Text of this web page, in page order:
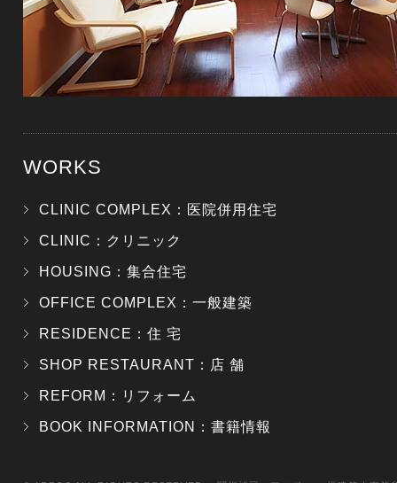
WORKS
CLINIC COMPLEX：医院併用住宅
CLINIC：クリニック
HOUSING：集合住宅
OFFICE COMPLEX：一般建築
RESIDENCE：住 宅
SHOP RESTAURANT：店 舗
REFORM：リフォーム
BOOK INFORMATION：書籍情報